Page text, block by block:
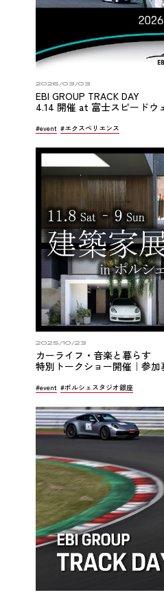
2026/03/03
EBI GROUP TRACK DAY
4.14 開催 at 富士スピードウ
#event #エクスペリエンス
2025/10/23
カーライフ・音楽と暮らす
特別トークショー開催｜参加
#event #ポルシェスタジオ銀座